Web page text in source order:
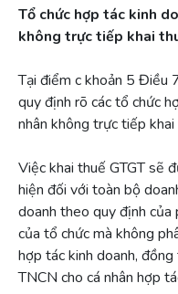
Tổ chức hợp tác kinh
không trực tiếp khai
Tại điểm c khoản 5
quy định rõ các tổ chức
nhân không trực tiếp khai
Việc khai thuế GTGT sẽ
hiện đối với toàn bộ
doanh theo quy định
của tổ chức mà không
hợp tác kinh doanh,
TNCN cho cá nhân hợp